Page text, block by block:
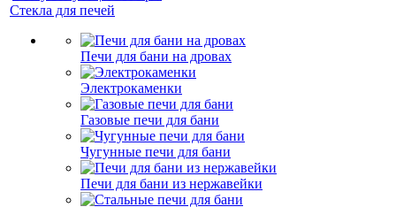
Стекла для печей
Печи для бани на дровах
Электрокаменки
Газовые печи для бани
Чугунные печи для бани
Печи для бани из нержавейки